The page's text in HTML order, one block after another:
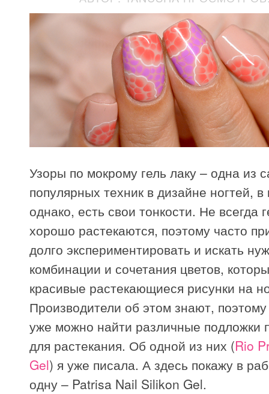
Узоры по мокрому гель лаку – одна из
популярных техник в дизайне ногтей, в
однако, есть свои тонкости. Не всегда
хорошо растекаются, поэтому часто
долго экспериментировать и искать
комбинации и сочетания цветов,
красивые растекающиеся рисунки на
Производители об этом знают,
уже можно найти различные подложки
для растекания. Об одной из них (Rio
Gel) я уже писала. А здесь покажу в
одну – Patrisa Nail Silikon Gel.